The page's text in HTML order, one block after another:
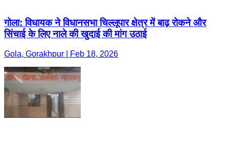
गोला: विधायक ने विधानसभा चिल्लूपार क्षेत्र में बाढ़ रोकने और
सिंचाई के लिए नाले की खुदाई की मांग उठाई
Gola, Gorakhpur | Feb 18, 2026